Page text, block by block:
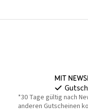
Mit
*30 Tage gültig nach
anderen Gutscheinen